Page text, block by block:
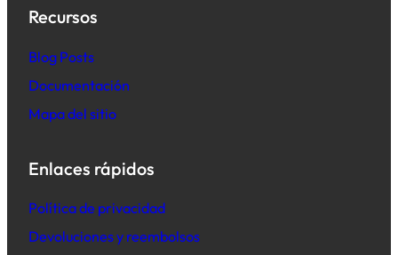
Recursos
Blog Posts
Documentación
Mapa del sitio
Enlaces rápidos
Política de privacidad
Devoluciones y reembolsos